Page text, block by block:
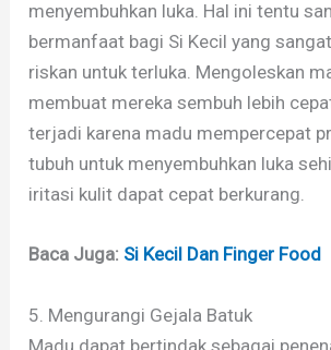
menyembuhkan luka. Hal ini tentu
bermanfaat bagi Si Kecil yang
riskan untuk terluka. Mengoleskan
membuat mereka sembuh lebih
terjadi karena madu mempercepat
tubuh untuk menyembuhkan luka
iritasi kulit dapat cepat berkurang.
Baca Juga: Si Kecil Dan Finger Food
5. Mengurangi Gejala Batuk
Madu dapat bertindak sebagai